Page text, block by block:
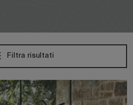
Filtra risultati